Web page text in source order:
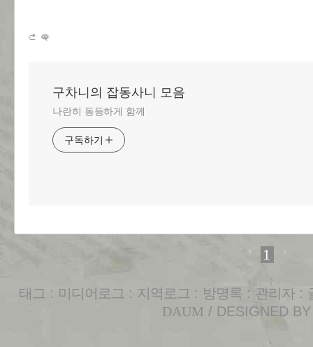
구차니의 잡동사니 모음
나란히 동등하게 함께
구독하기
1
태그 : 미디어로그 : 지역로그 : 방명록 : 관리자 :
DAUM / DESIGNED